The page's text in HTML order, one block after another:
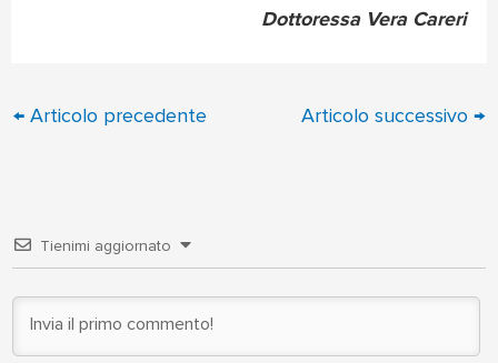
Dottoressa Vera Careri
←Articolo precedente Articolo successivo→
Tienimi aggiornato